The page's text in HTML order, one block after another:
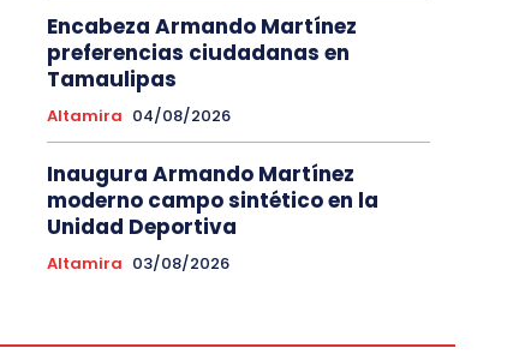
Encabeza Armando Martínez
preferencias ciudadanas en
Tamaulipas
Altamira 04/08/2026
Inaugura Armando Martínez
moderno campo sintético en la
Unidad Deportiva
Altamira 03/08/2026